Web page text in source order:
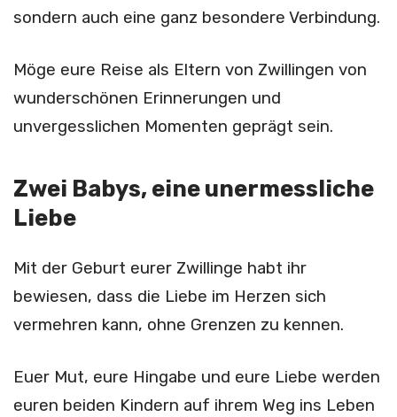
sondern auch eine ganz besondere Verbindung.
Möge eure Reise als Eltern von Zwillingen von
wunderschönen Erinnerungen und
unvergesslichen Momenten geprägt sein.
Zwei Babys, eine unermessliche
Liebe
Mit der Geburt eurer Zwillinge habt ihr
bewiesen, dass die Liebe im Herzen sich
vermehren kann, ohne Grenzen zu kennen.
Euer Mut, eure Hingabe und eure Liebe werden
euren beiden Kindern auf ihrem Weg ins Leben